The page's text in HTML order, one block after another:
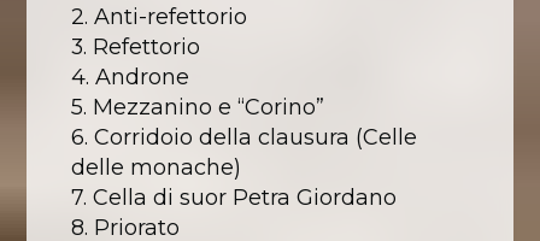
2. Anti-refettorio
3. Refettorio
4. Androne
5. Mezzanino e “Corino”
6. Corridoio della clausura (Celle
delle monache)
7. Cella di suor Petra Giordano
8. Priorato